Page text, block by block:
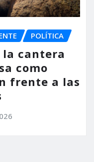
POLÍTICA
cantera
como
frente a las